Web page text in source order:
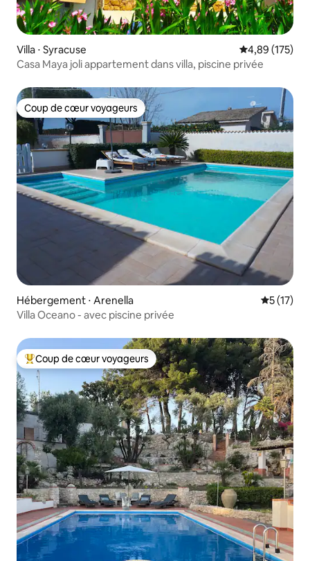
Villa ⋅ Syracuse Évaluation
4,89 (175)
Casa Maya joli appartement dans villa, piscine privée
Coup de cœur voyageurs
Coup de cœur voyageurs
Hébergement ⋅ Arenella
5 (17)
Villa Oceano - avec piscine privée
Coups de cœur voyageurs les plus appréciés
Coup de cœur voyageurs